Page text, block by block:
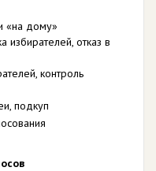
«на дому»
отказ в
контроль
подкуп